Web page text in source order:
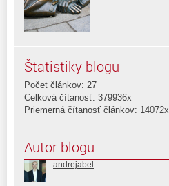
Štatistiky blogu
Počet článkov: 27
Celková čítanosť: 379936x
Priemerná čítanosť článkov: 14072x
Autor blogu
andrejabel